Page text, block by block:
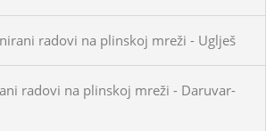
radovi na plinskoj mreži - Uglješ
radovi na plinskoj mreži - Daruvar-